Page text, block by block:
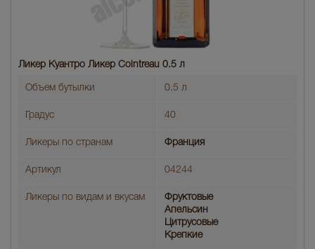
Ликер Куантро Ликер Cointreau 0.5 л
Объем бутылки 0.5 л
Градус 40
Ликеры по странам Франция
Артикул 04244
Ликеры по видам и вкусам
Фруктовые
Апельсин
Цитрусовые
Крепкие